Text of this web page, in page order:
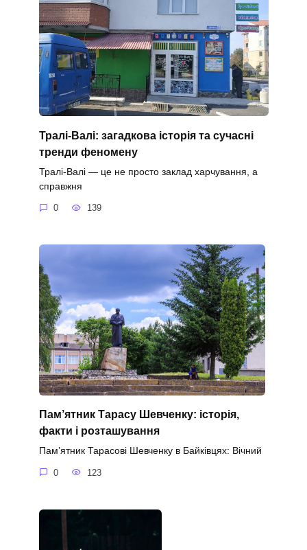
Тралі-Валі: загадкова історія та сучасні
тренди феномену
Тралі-Валі — це не просто заклад харчування, а
справжня
0 139
Пам’ятник Тарасу Шевченку: історія,
факти і розташування
Пам’ятник Тарасові Шевченку в Байківцях: Вічний
0 123